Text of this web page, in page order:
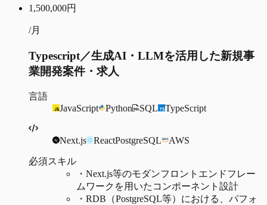
1,500,000円
/月
Typescript／生成AI・LLMを活用した新規事
業開発案件・求人
言語
JavaScript
Python SQL TypeScript
Next.js ReactPostgreSQL AWS
必須スキル
・ Next.js等のモダンフロントエンドフレー
ムワークを用いたコンポーネント設計
・ RDB（PostgreSQL等）における、パフォ